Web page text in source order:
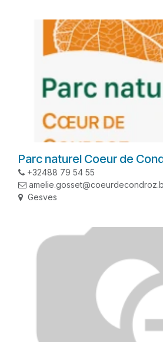
Parc naturel Coeur de
+32488 79 54 55
Gesves